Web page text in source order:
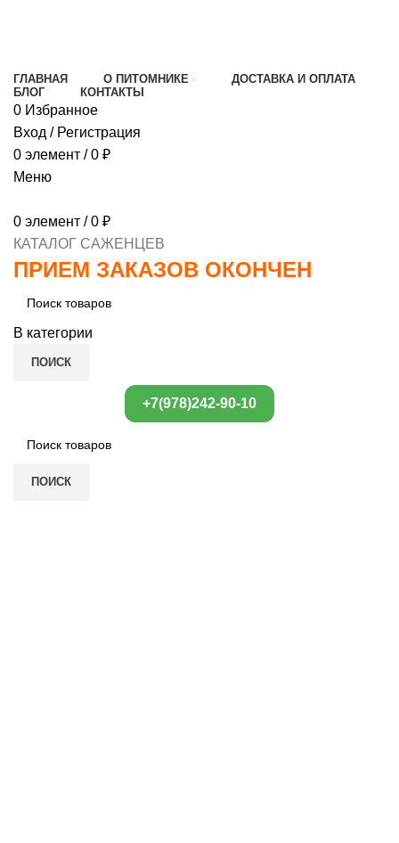
ГЛАВНАЯ О ПИТОМНИКЕ
ДОСТАВКА И ОПЛАТА
БЛОГ
КОНТАКТЫ
0 Избранное
Вход / Регистрация
0 элемент / 0 ₽
Меню
0 элемент / 0 ₽
КАТАЛОГ САЖЕНЦЕВ
ПРИЕМ ЗАКАЗОВ ОКОНЧЕН
В категории
ПОИСК
+7(978)242-90-10
ПОИСК